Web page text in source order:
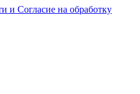
и Согласие на обработку